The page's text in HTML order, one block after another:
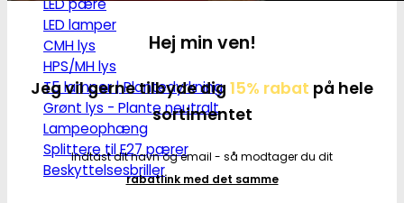
LED lamper
CMH lys
HPS/MH lys
T5 lamper | Plantedyrkning
Grønt lys - Plante neutralt
Lampeophæng
Splittere til E27 pærer
Beskyttelsesbriller
Hej min ven!
Jeg vil gerne tilbyde dig 15% rabat på hele
sortimentet
Indtast dit navn og email - så modtager du dit
rabatlink med det samme